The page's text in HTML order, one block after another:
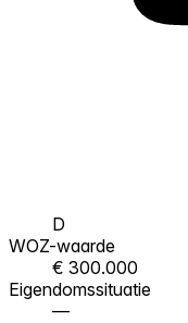
D
WOZ-waarde
€ 300.000
Eigendomssituatie
—